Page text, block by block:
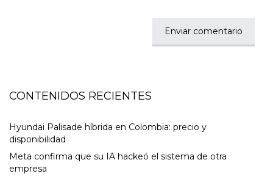
CONTENIDOS RECIENTES
Hyundai Palisade híbrida en Colombia: precio y
disponibilidad
Meta confirma que su IA hackeó el sistema de otra
empresa